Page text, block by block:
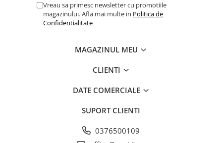
Vreau sa primesc newsletter cu promotiile
magazinului. Afla mai multe in Politica de
Confidentialitate
MAGAZINUL MEU
CLIENTI
DATE COMERCIALE
SUPORT CLIENTI
0376500109